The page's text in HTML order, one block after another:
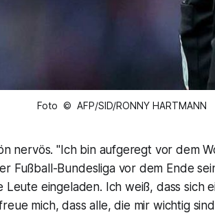
Foto © AFP/SID/RONNY HARTMANN
nervös. "Ich bin aufgeregt vor dem
Fußball-Bundesliga vor dem Ende
Leute eingeladen. Ich weiß, dass sich
mich, dass alle, die mir wichtig